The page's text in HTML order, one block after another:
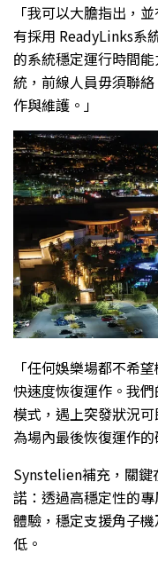
「我可以大膽指出，
有採用 ReadyLinks系
的系統穩定運行時間
統，前線人員毋須聯
作與維護。」
「任何娛樂場都不希
快速度恢復運作。我
模式，遇上突發狀況
為場內最後恢復運作的
Synstelien補充，關鍵
諾：透過高穩定性的
體驗，穩定支援角子
低。